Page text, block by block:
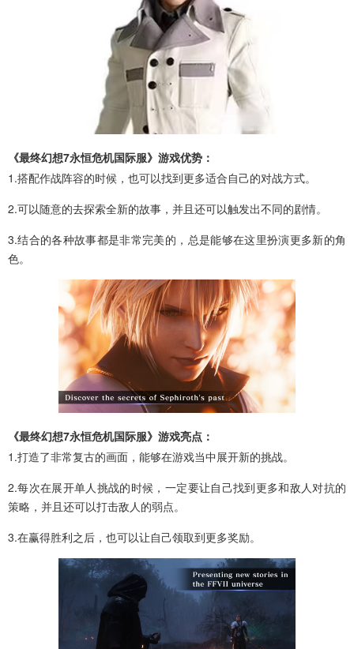
《最终幻想7永恒危机国际服》游戏优势：
1.搭配作战阵容的时候，也可以找到更多适合自己的对战方式。
2.可以随意的去探索全新的故事，并且还可以触发出不同的剧情。
3.结合的各种故事都是非常完美的，总是能够在这里扮演更多新的角
色。
《最终幻想7永恒危机国际服》游戏亮点：
1.打造了非常复古的画面，能够在游戏当中展开新的挑战。
2.每次在展开单人挑战的时候，一定要让自己找到更多和敌人对抗的
策略，并且还可以打击敌人的弱点。
3.在赢得胜利之后，也可以让自己领取到更多奖励。